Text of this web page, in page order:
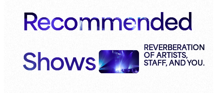
Recommended
Shows
REVERBERATION
OF ARTISTS,
STAFF, AND YOU.